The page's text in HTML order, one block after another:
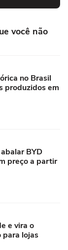
você não
no Brasil
produzidos em
BYD
preço a partir
e vira o
para lojas